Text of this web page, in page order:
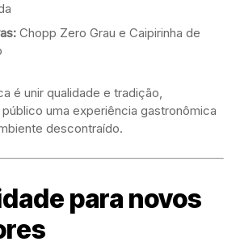
Chopp Zero Grau e Caipirinha de
é unir qualidade e tradição,
uma experiência gastronômica
descontraído.
para novos